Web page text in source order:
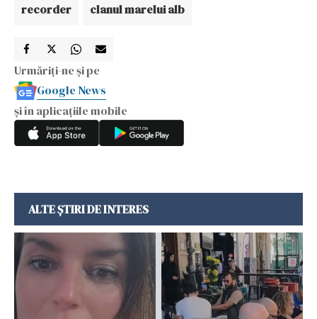
recorder clanul marelui alb
Urmăriți-ne și pe
Google News
și în aplicațiile mobile
ALTE ȘTIRI DE INTERES